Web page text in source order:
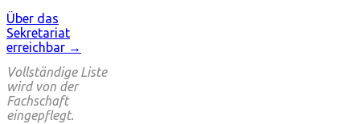
Über das
Sekretariat
erreichbar →
Vollständige Liste
wird von der
Fachschaft
eingepflegt.